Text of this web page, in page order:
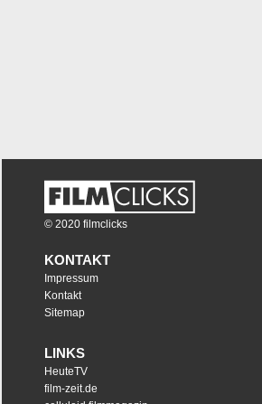
© 2020 filmclicks
KONTAKT
Impressum
Kontakt
Sitemap
LINKS
HeuteTV
film-zeit.de